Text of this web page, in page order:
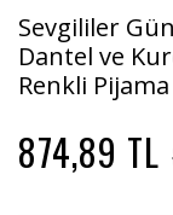
Sevgililer
Dantel ve
Renkli Pijama
874,89 TL